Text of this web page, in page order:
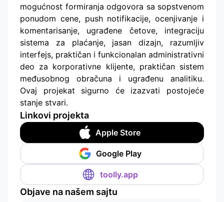
mogućnost formiranja odgovora sa sopstvenom
ponudom cene, push notifikacije, ocenjivanje i
komentarisanje, ugrađene četove, integraciju
sistema za plaćanje, jasan dizajn, razumljiv
interfejs, praktičan i funkcionalan administrativni
deo za korporativne klijente, praktičan sistem
međusobnog obračuna i ugrađenu analitiku.
Ovaj projekat sigurno će izazvati postojeće
stanje stvari.
Linkovi projekta
Apple Store
Google Play
toolly.app
Objave na našem sajtu